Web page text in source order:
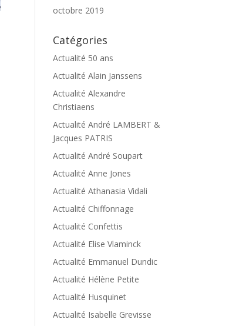
octobre 2019
Catégories
Actualité 50 ans
Actualité Alain Janssens
Actualité Alexandre
Christiaens
Actualité André LAMBERT &
Jacques PATRIS
Actualité André Soupart
Actualité Anne Jones
Actualité Athanasia Vidali
Actualité Chiffonnage
Actualité Confettis
Actualité Elise Vlaminck
Actualité Emmanuel Dundic
Actualité Hélène Petite
Actualité Husquinet
Actualité Isabelle Grevisse